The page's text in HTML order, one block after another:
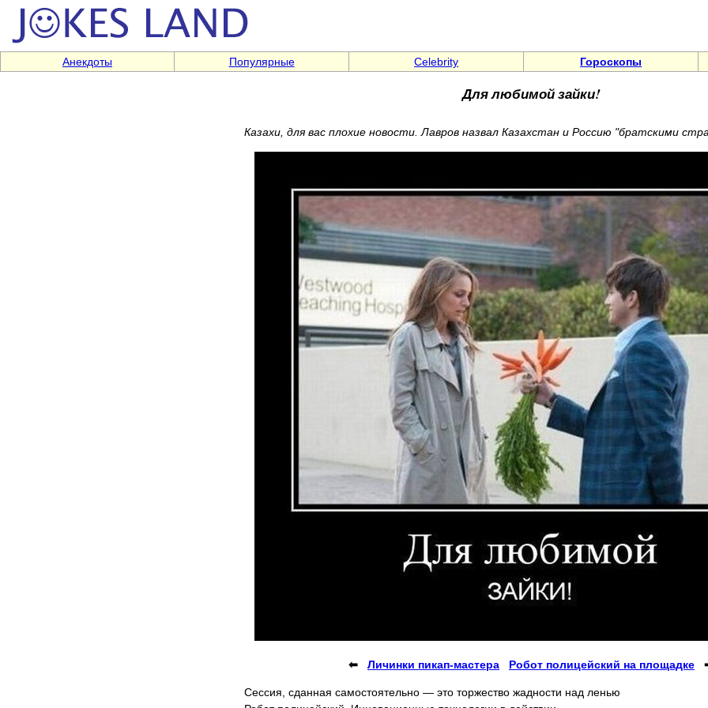
Анекдоты Популярные Celebrity Гороскопы
Для любимой зайки!
Казахи, для вас плохие новости. Лавров назвал Казахстан и Россию "братскими
⬅ Личинки пикап-мастера Робот полицейский на площадке
Сессия, сданная самостоятельно — это торжество жадности над ленью